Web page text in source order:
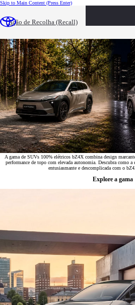
Skip to Main Content (Press Enter)
Ação de Recolha (Recall)
Gama bZ4X
A gama de SUVs 100% elétricos bZ4X combina design
performance de topo com elevada autonomia. Descubra como
entusiasmante e descomplicada com o
Explore a gama